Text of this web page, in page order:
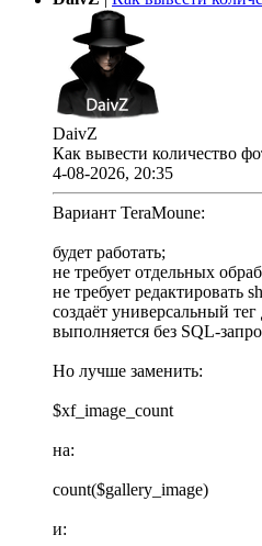
DaivZ
Как вывести количество
4-08-2026, 20:35
Вариант TeraMoune:
будет работать;
не требует отдельных
не требует редактировать
создаёт универсальный
выполняется без SQL-
Но лучше заменить:
$xf_image_count
на:
count($gallery_image)
и: